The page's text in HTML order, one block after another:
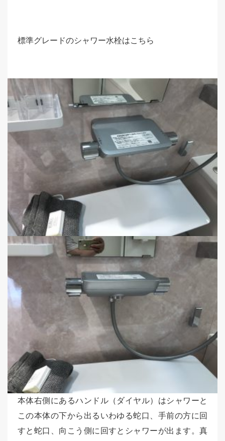
標準グレードのシャワー水栓はこちら
本体右側にあるハンドル（ダイヤル）はシャワーと
この本体の下から出るいわゆる蛇口、手前の方に回
すと蛇口、向こう側に回すとシャワーが出ます。真